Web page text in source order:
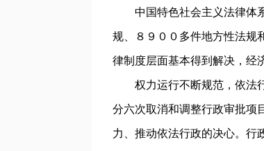
中国特色社会主义法律体系
规、８９００多件地方性法规
律制度层面基本得到解决，经
权力运行不断规范，依法行
分六次取消和调整行政审批项
力、推动依法行政的决心。行